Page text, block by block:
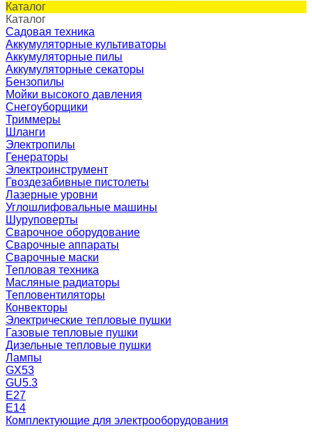
Каталог
Каталог
Садовая техника
Аккумуляторные культиваторы
Аккумуляторные пилы
Аккумуляторные секаторы
Бензопилы
Мойки высокого давления
Снегоуборщики
Триммеры
Шланги
Электропилы
Генераторы
Электроинструмент
Гвоздезабивные пистолеты
Лазерные уровни
Углошлифовальные машины
Шуруповерты
Сварочное оборудование
Сварочные аппараты
Сварочные маски
Тепловая техника
Масляные радиаторы
Тепловентиляторы
Конвекторы
Электрические тепловые пушки
Газовые тепловые пушки
Дизельные тепловые пушки
Лампы
GX53
GU5.3
Е27
Е14
Комплектующие для электрооборудования